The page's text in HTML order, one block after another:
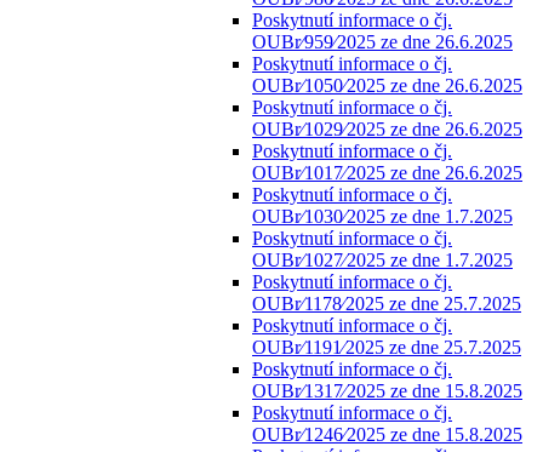
Poskytnutí informace o čj.
OUBr⁄959⁄2025 ze dne 26.6.2025
Poskytnutí informace o čj.
OUBr⁄1050⁄2025 ze dne 26.6.2025
Poskytnutí informace o čj.
OUBr⁄1029⁄2025 ze dne 26.6.2025
Poskytnutí informace o čj.
OUBr⁄1017⁄2025 ze dne 26.6.2025
Poskytnutí informace o čj.
OUBr⁄1030⁄2025 ze dne 1.7.2025
Poskytnutí informace o čj.
OUBr⁄1027⁄2025 ze dne 1.7.2025
Poskytnutí informace o čj.
OUBr⁄1178⁄2025 ze dne 25.7.2025
Poskytnutí informace o čj.
OUBr⁄1191⁄2025 ze dne 25.7.2025
Poskytnutí informace o čj.
OUBr⁄1317⁄2025 ze dne 15.8.2025
Poskytnutí informace o čj.
OUBr⁄1246⁄2025 ze dne 15.8.2025